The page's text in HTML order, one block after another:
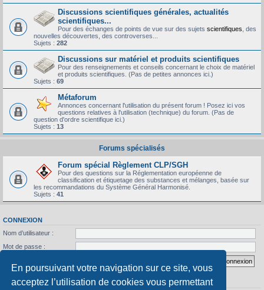
En poursuivant votre navigation sur ce site, vous
acceptez l’utilisation de cookies vous permettant
Discussions scientifiques générales, actualités
scientifiques...
Pour des échanges de points de vue sur des sujets scientifiques , des
nouvelles découvertes, des controverses...
Sujets : 282
Discussions sur matériel et produits scientifiques
Pour des renseignements et conseils concernant le choix de matériel
et produits scientifiques. (Pas de petites annonces ici.)
Sujets : 69
Métaforum
Annonces concernant l'utilisation du présent forum ! Posez ici vos
questions relatives à l'utilisation (technique) du forum. (Pas de
question d'ordre scientifique ici.)
Sujets : 13
Forums spécialisés
Forum spécial Règlement CLP/SGH
Pour des questions sur la Réglementation européenne de
classification et étiquetage des substances et mélanges, basée sur
les recommandations du Système Général Harmonisé.
Sujets : 41
CONNEXION
Nom d’utilisateur :
Mot de passe :
STATISTIQUES